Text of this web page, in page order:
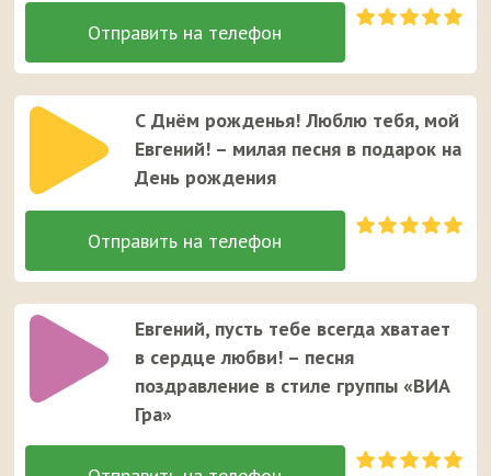
С Днём рожденья! Люблю тебя, мой
Евгений! – милая песня в подарок на
День рождения
Евгений, пусть тебе всегда хватает
в сердце любви! – песня
поздравление в стиле группы «ВИА
Гра»